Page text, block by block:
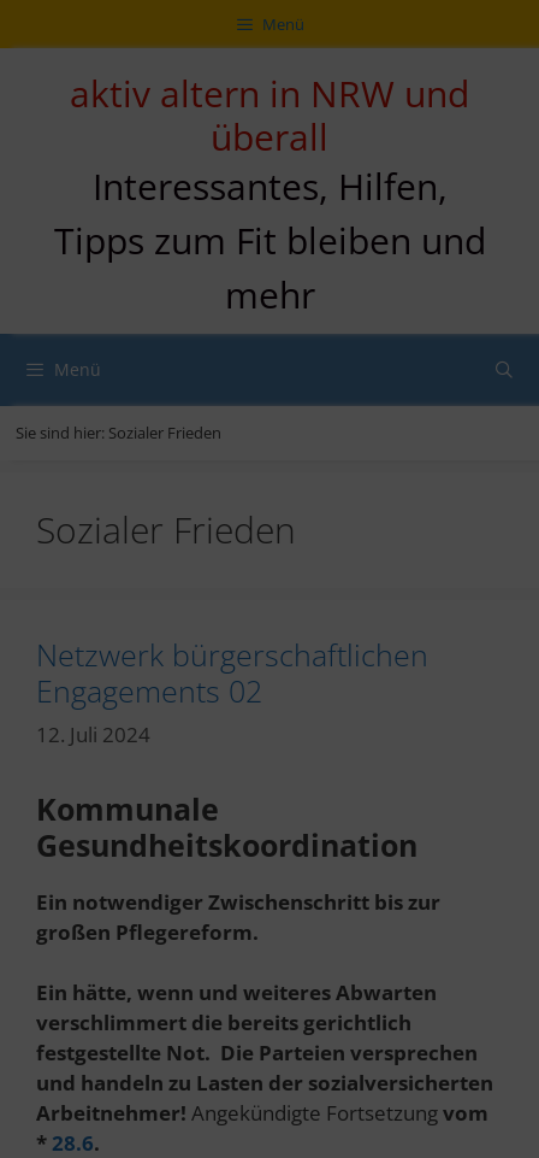
Inhalt
zur
Navigation
Inhalt
Menü
aktiv altern in NRW und
überall
Interessantes, Hilfen,
Tipps zum Fit bleiben und
mehr
Menü
Sie sind hier: Sozialer Frieden
Sozialer Frieden
Netzwerk bürgerschaftlichen
Engagements 02
12. Juli 2024
Kommunale
Gesundheitskoordination
Ein notwendiger Zwischenschritt bis zur
großen Pflegereform.
Ein hätte, wenn und weiteres Abwarten
verschlimmert die bereits gerichtlich
festgestellte Not. Die Parteien versprechen
und handeln zu Lasten der sozialversicherten
Arbeitnehmer! Angekündigte Fortsetzungvom
* 28.6.